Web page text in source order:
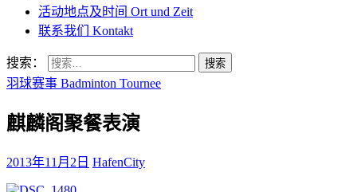
活动地点及时间 Ort und Zeit
联系我们 Kontakt
搜索：
羽球赛事 Badminton Tournee
麒麟阁聚餐表演
2013年11月2日 HafenCity